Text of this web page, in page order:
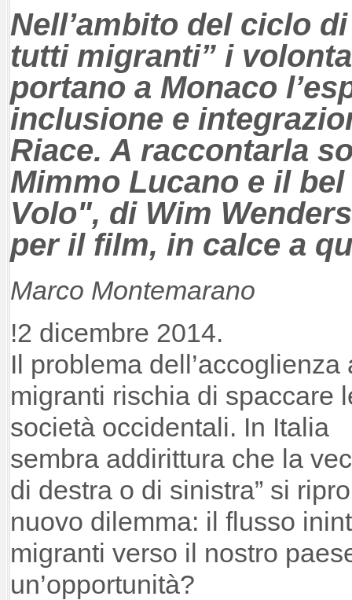
Nell’ambito del ciclo
tutti migranti” i
portano a Monaco
inclusione e
Riace. A raccontarla
Mimmo Lucano e il
Volo", di Wim
per il film, in calce a
Marco Montemarano
!2 dicembre 2014.
Il problema dell’accoglienza
migranti rischia di spaccare
società occidentali. In Italia
sembra addirittura che la
di destra o di sinistra” si
nuovo dilemma: il flusso
migranti verso il nostro
un’opportunità?